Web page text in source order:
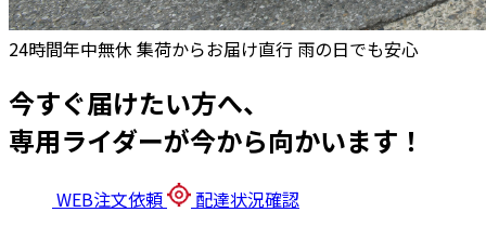
24時間年中無休 集荷からお届け直行 雨の日でも安心
今すぐ届けたい方へ、
専用ライダーが今から向かいます！
WEB注文依頼 配達状況確認